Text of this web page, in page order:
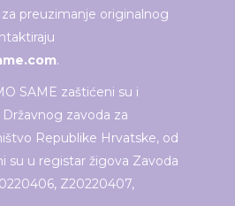
preuzimanje originalnog
.
SAME zaštićeni su i
zavoda za
Republike Hrvatske, od
su u registar žigova Zavoda
Z20220407,